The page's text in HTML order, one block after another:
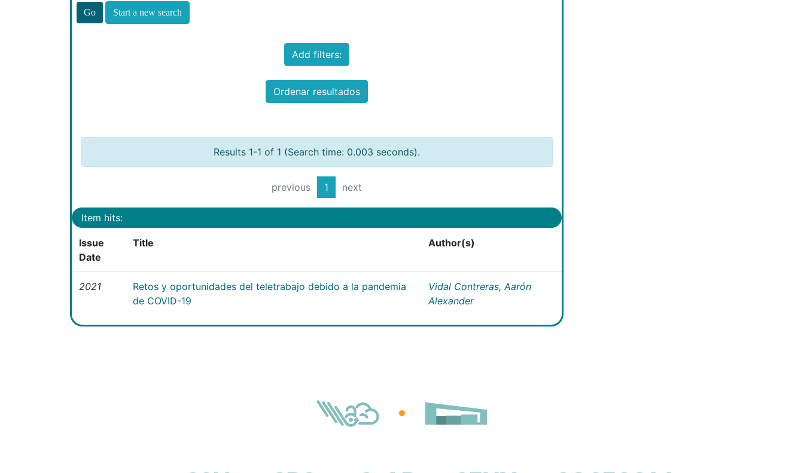
Start a new search
Add filters:
Ordenar resultados
Results 1-1 of 1 (Search time: 0.003 seconds).
previous 1 next
Item hits:
Issue
Date
Title Author(s)
2021
Retos y oportunidades del teletrabajo debido a la pandemia
de COVID-19
Vidal Contreras, Aarón
Alexander